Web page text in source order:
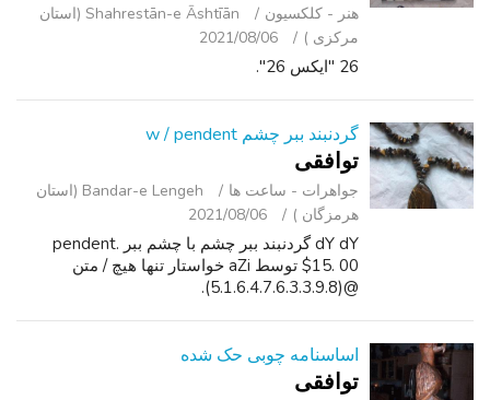
هنر - کلکسیون
Shahrestān-e Āshtīān (استان
مرکزی )
2021/08/06
26 "ایکس 26".
گردنبند ببر چشم w / pendent
توافقی
جواهرات - ساعت ‌ها
Bandar-e Lengeh (استان
هرمزگان )
2021/08/06
dY dY گردنبند ببر چشم با چشم ببر pendent.
$15. 00 توسط aZi خواستار تنها هیچ / متن
@(5.1.6.4.7.6.3.3.9.8).
اساسنامه چوبی حک شده
توافقی